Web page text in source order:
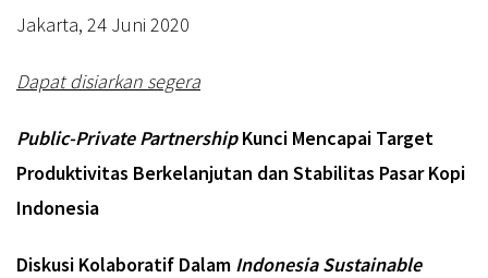
Jakarta, 24 Juni 2020
Dapat disiarkan segera
Public-Private PartnershipKunci Mencapai Target
Produktivitas Berkelanjutan dan Stabilitas Pasar Kopi
Indonesia
Diskusi Kolaboratif Dalam Indonesia Sustainable